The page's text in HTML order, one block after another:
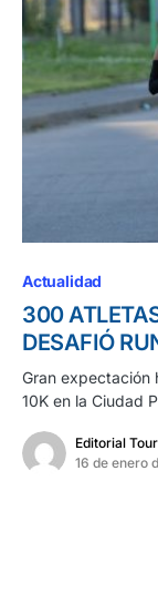
Actualidad
300
DESAFIÓ
Gran expectación
10K en la Ciudad
Editorial
16 de enero